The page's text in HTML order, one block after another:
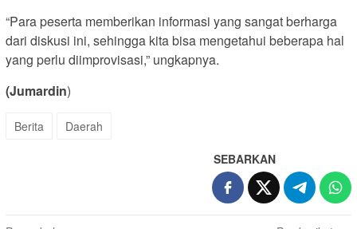
“Para peserta memberikan informasi yang sangat berharga
dari diskusi ini, sehingga kita bisa mengetahui beberapa hal
yang perlu diimprovisasi,” ungkapnya.
(Jumardin)
Berita Daerah
SEBARKAN